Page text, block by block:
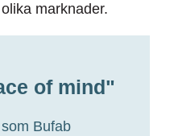
marknader.
of mind"
Bufab